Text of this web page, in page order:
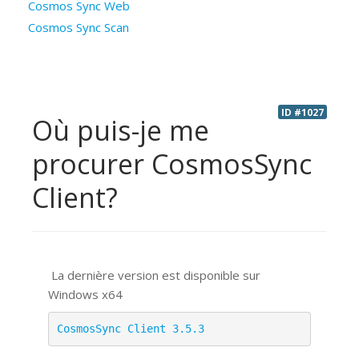
Connexion
Cosmos Sync Web
Cosmos Sync Scan
ID #1027
Où puis-je me
procurer CosmosSync
Client?
La dernière version est disponible sur
Windows x64
CosmosSync Client 3.5.3